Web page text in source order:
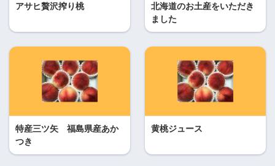
アサヒ贅沢搾り桃
北海道のお土産をいただき
ました
特産三ツ矢 福島県産あか
つき
黄桃ジュース